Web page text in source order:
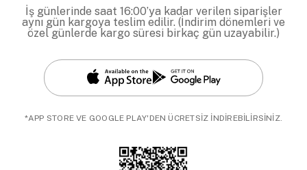
İş günlerinde saat 16:00’ya kadar verilen siparişler
aynı gün kargoya teslim edilir. (İndirim dönemleri ve
özel günlerde kargo süresi birkaç gün uzayabilir.)
*APP STORE VE GOOGLE PLAY'DEN ÜCRETSİZ İNDİREBİLİRSİNİZ.